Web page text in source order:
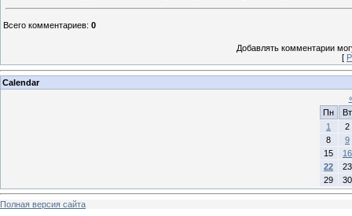
Всего комментариев: 0
Добавлять комментарии
[
Calendar
Пн
Вт
1
2
8
9
15
16
22
23
29
30
Полная версия сайта